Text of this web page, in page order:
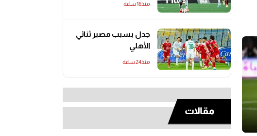
منذ16 ساعة
جدل بسبب مصير ثنائي
الأهلي
منذ24 ساعة
مقالات